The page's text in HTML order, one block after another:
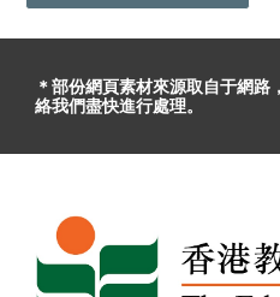
＊部份網頁素材來源取自于網路
絡我們盡快進行處理。